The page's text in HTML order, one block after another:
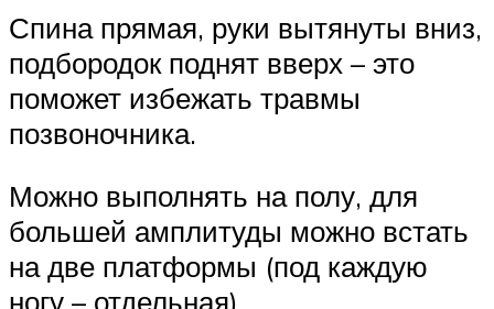
Спина прямая, руки вытянуты вниз,
подбородок поднят вверх – это
поможет избежать травмы
позвоночника.
Можно выполнять на полу, для
большей амплитуды можно встать
на две платформы (под каждую
ногу – отдельная).